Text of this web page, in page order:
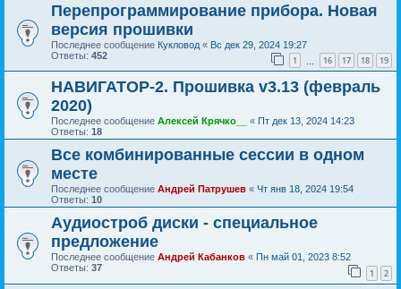
Перепрограммирование прибора. Новая
версия прошивки
Последнее сообщение Кукловод « Вс дек 29, 2024 19:27
Ответы: 452 1 16 17 18 19
НАВИГАТОР-2. Прошивка v3.13 (февраль
2020)
Последнее сообщение Алексей Крячко__ « Пт дек 13, 2024 14:23
Ответы: 18
Все комбинированные сессии в одном
месте
Последнее сообщение Андрей Патрушев « Чт янв 18, 2024 19:54
Ответы: 10
Аудиостроб диски - специальное
предложение
Последнее сообщение Андрей Кабанков « Пн май 01, 2023 8:52
Ответы: 37 1 2